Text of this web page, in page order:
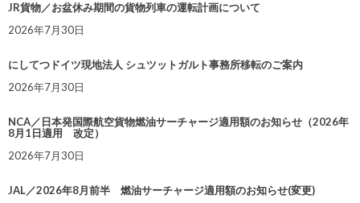
JR貨物／お盆休み期間の貨物列車の運転計画について
2026年7月30日
にしてつドイツ現地法人 シュツットガルト事務所移転のご案内
2026年7月30日
NCA／日本発国際航空貨物燃油サーチャージ適用額のお知らせ（2026年
8月1日適用 改定）
2026年7月30日
JAL／2026年8月前半 燃油サーチャージ適用額のお知らせ(変更)